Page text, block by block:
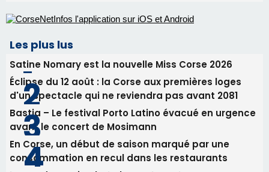
consommation en recul dans les restaurants
face à une nouvelle escroquerie au faux vendeur de
vin
Newsletter
Inscrivez-vous à la newsletter de CNI et recevez par
email les infos les plus importantes et une sélection de
nos meilleurs articles